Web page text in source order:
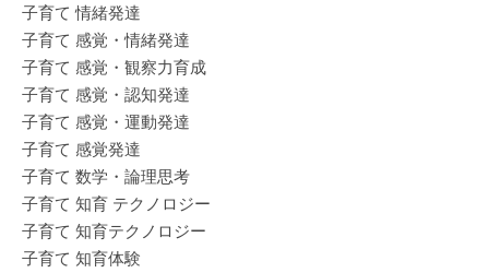
子育て 情緒発達
子育て 感覚・情緒発達
子育て 感覚・観察力育成
子育て 感覚・認知発達
子育て 感覚・運動発達
子育て 感覚発達
子育て 数学・論理思考
子育て 知育 テクノロジー
子育て 知育テクノロジー
子育て 知育体験